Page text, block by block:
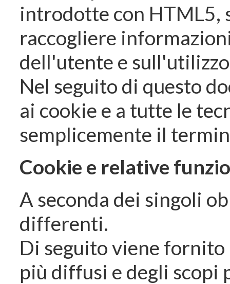
introdotte con HTML5,
raccogliere
dell'utente e
Nel seguito di questo
ai cookie e a tutte le
semplicemente il
Cookie e relative
A seconda dei singoli
differenti.
Di seguito viene
più diffusi e degli scopi